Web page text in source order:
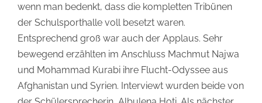
wenn man bedenkt, dass die kompletten Tribünen
der Schulsporthalle voll besetzt waren.
Entsprechend groß war auch der Applaus. Sehr
bewegend erzählten im Anschluss Machmut Najwa
und Mohammad Kurabi ihre Flucht-Odyssee aus
Afghanistan und Syrien. Interviewt wurden beide von